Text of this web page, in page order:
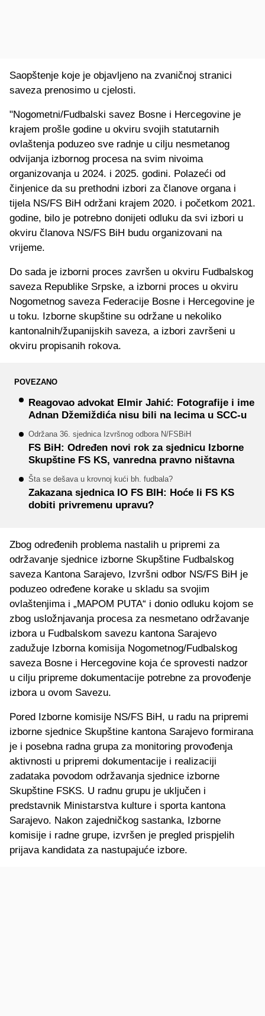
Saopštenje koje je objavljeno na zvaničnoj stranici
saveza prenosimo u cjelosti.
"Nogometni/Fudbalski savez Bosne i Hercegovine je
krajem prošle godine u okviru svojih statutarnih
ovlaštenja poduzeo sve radnje u cilju nesmetanog
odvijanja izbornog procesa na svim nivoima
organizovanja u 2024. i 2025. godini. Polazeći od
činjenice da su prethodni izbori za članove organa i
tijela NS/FS BiH održani krajem 2020. i početkom 2021.
godine, bilo je potrebno donijeti odluku da svi izbori u
okviru članova NS/FS BiH budu organizovani na
vrijeme.
Do sada je izborni proces završen u okviru Fudbalskog
saveza Republike Srpske, a izborni proces u okviru
Nogometnog saveza Federacije Bosne i Hercegovine je
u toku. Izborne skupštine su održane u nekoliko
kantonalnih/županijskih saveza, a izbori završeni u
okviru propisanih rokova.
POVEZANO
Reagovao advokat Elmir Jahić: Fotografije i ime
Adnan Džemiždića nisu bili na lecima u SCC-u
Održana 36. sjednica Izvršnog odbora N/FSBiH
FS BiH: Određen novi rok za sjednicu Izborne
Skupštine FS KS, vanredna pravno ništavna
Šta se dešava u krovnoj kući bh. fudbala?
Zakazana sjednica IO FS BIH: Hoće li FS KS
dobiti privremenu upravu?
Zbog određenih problema nastalih u pripremi za
održavanje sjednice izborne Skupštine Fudbalskog
saveza Kantona Sarajevo, Izvršni odbor NS/FS BiH je
poduzeo određene korake u skladu sa svojim
ovlaštenjima i „MAPOM PUTA“ i donio odluku kojom se
zbog usložnjavanja procesa za nesmetano održavanje
izbora u Fudbalskom savezu kantona Sarajevo
zadužuje Izborna komisija Nogometnog/Fudbalskog
saveza Bosne i Hercegovine koja će sprovesti nadzor
u cilju pripreme dokumentacije potrebne za provođenje
izbora u ovom Savezu.
Pored Izborne komisije NS/FS BiH, u radu na pripremi
izborne sjednice Skupštine kantona Sarajevo formirana
je i posebna radna grupa za monitoring provođenja
aktivnosti u pripremi dokumentacije i realizaciji
zadataka povodom održavanja sjednice izborne
Skupštine FSKS. U radnu grupu je uključen i
predstavnik Ministarstva kulture i sporta kantona
Sarajevo. Nakon zajedničkog sastanka, Izborne
komisije i radne grupe, izvršen je pregled prispjelih
prijava kandidata za nastupajuće izbore.